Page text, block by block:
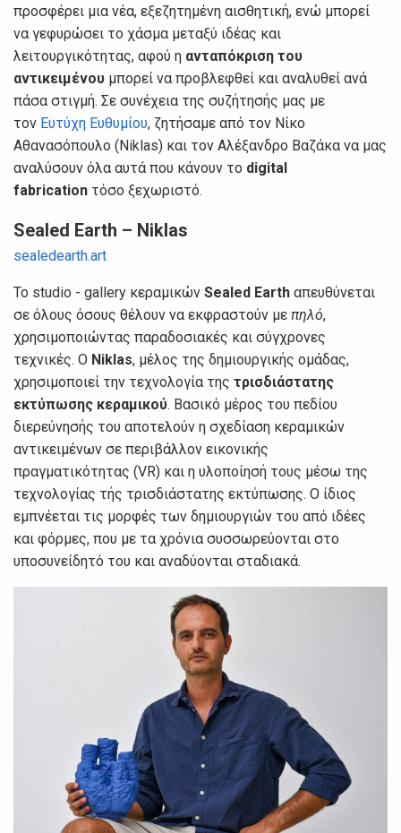
προσφέρει μια νέα, εξεζητημένη αισθητική, ενώ μπορεί
να γεφυρώσει το χάσμα μεταξύ ιδέας και
λειτουργικότητας, αφού η ανταπόκριση του
αντικειμένου μπορεί να προβλεφθεί και αναλυθεί ανά
πάσα στιγμή. Σε συνέχεια της συζήτησής μας με
τον Ευτύχη Ευθυμίου, ζητήσαμε από τον Νίκο
Αθανασόπουλο (Niklas) και τον Αλέξανδρο Βαζάκα να μας
αναλύσουν όλα αυτά που κάνουν το digital
fabrication τόσο ξεχωριστό.
Sealed Earth – Niklas
sealedearth.art
Το studio - gallery κεραμικών Sealed Earth απευθύνεται
σε όλους όσους θέλουν να εκφραστούν με πηλό,
χρησιμοποιώντας παραδοσιακές και σύγχρονες
τεχνικές. Ο Niklas, μέλος της δημιουργικής ομάδας,
χρησιμοποιεί την τεχνολογία της τρισδιάστατης
εκτύπωσης κεραμικού. Βασικό μέρος του πεδίου
διερεύνησής του αποτελούν η σχεδίαση κεραμικών
αντικειμένων σε περιβάλλον εικονικής
πραγματικότητας (VR) και η υλοποίησή τους μέσω της
τεχνολογίας τής τρισδιάστατης εκτύπωσης. Ο ίδιος
εμπνέεται τις μορφές των δημιουργιών του από ιδέες
και φόρμες, που με τα χρόνια συσσωρεύονται στο
υποσυνείδητό του και αναδύονται σταδιακά.